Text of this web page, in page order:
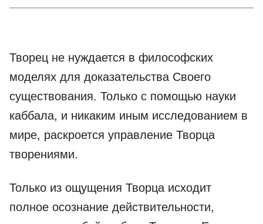
Творец не нуждается в философских
моделях для доказательства Своего
существования. Только с помощью науки
каббала, и никаким иным исследованием в
мире, раскроется управление Творца
творениями.
Только из ощущения Творца исходит
полное осознание действительности,